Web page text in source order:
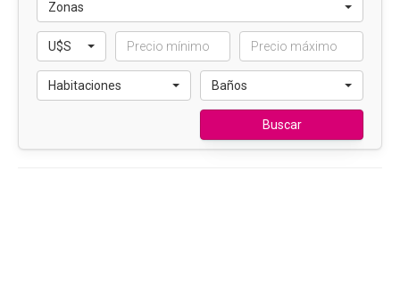
Zonas
U$S
Habitaciones Baños
Buscar